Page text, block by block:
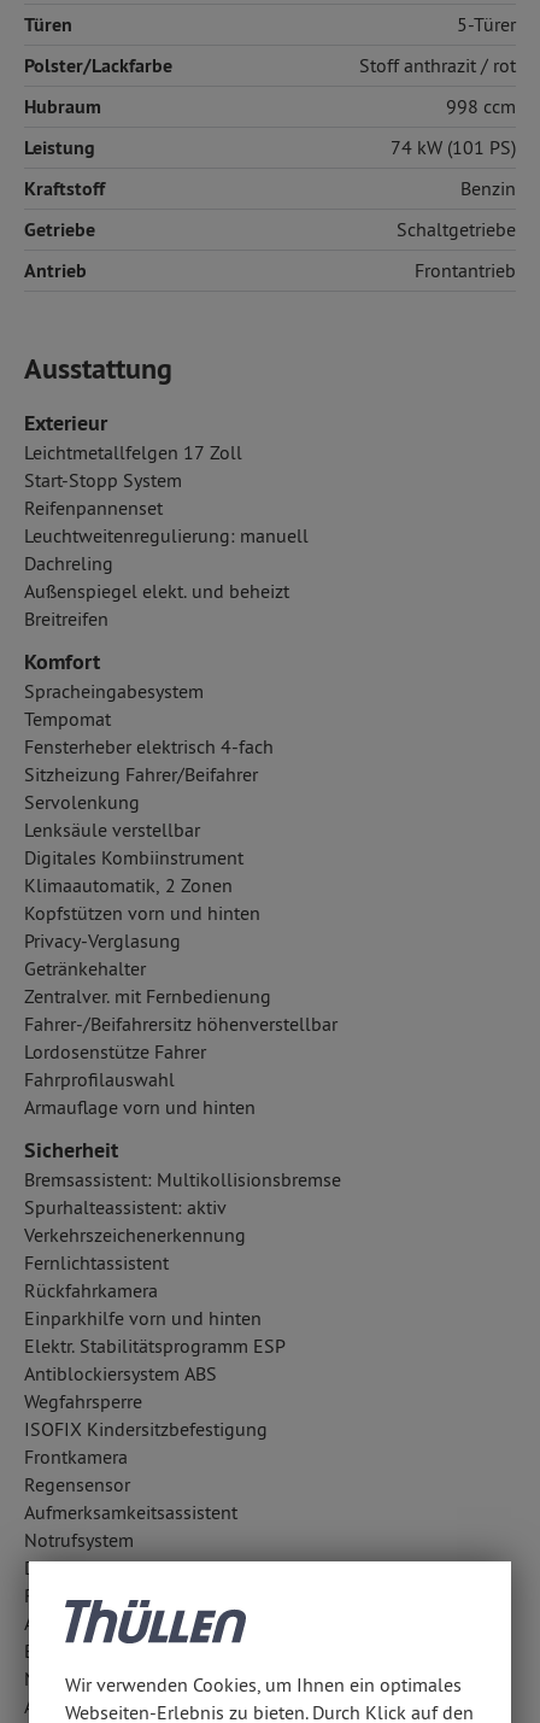
Türen 5-Türer
Polster/Lackfarbe Stoffanthrazit / rot
Hubraum 998 ccm
Leistung 74 kW (101 PS)
Kraftstoff Benzin
Getriebe Schaltgetriebe
Antrieb Frontantrieb
Ausstattung
Exterieur
Leichtmetallfelgen 17 Zoll
Start-Stopp System
Reifenpannenset
Leuchtweitenregulierung: manuell
Dachreling
Außenspiegel elekt. und beheizt
Breitreifen
Komfort
Spracheingabesystem
Tempomat
Fensterheber elektrisch 4-fach
Sitzheizung Fahrer/Beifahrer
Servolenkung
Lenksäule verstellbar
Digitales Kombiinstrument
Klimaautomatik, 2 Zonen
Kopfstützen vorn und hinten
Privacy-Verglasung
Getränkehalter
Zentralver. mit Fernbedienung
Fahrer-/Beifahrersitz höhenverstellbar
Lordosenstütze Fahrer
Fahrprofilauswahl
Armauflage vorn und hinten
Sicherheit
Bremsassistent: Multikollisionsbremse
Spurhalteassistent: aktiv
Verkehrszeichenerkennung
Fernlichtassistent
Rückfahrkamera
Einparkhilfe vorn und hinten
Elektr. Stabilitätsprogramm ESP
Antiblockiersystem ABS
Wegfahrsperre
ISOFIX Kindersitzbefestigung
Frontkamera
Regensensor
Aufmerksamkeitsassistent
Notrufsystem
Diebstahlwarnanlage
Reifendruckkontrolle
Abbiegelicht
Berganfahrhilfe
Notbremsassistent
Außentemperatur Anzeige
Wir verwenden Cookies, um Ihnen ein optimales
Webseiten-Erlebnis zu bieten. Durch Klick auf den